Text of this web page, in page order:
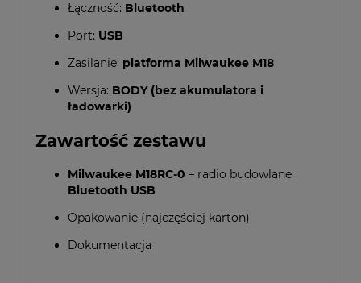
Łączność: Bluetooth
Port: USB
Zasilanie: platforma Milwaukee M18
Wersja: BODY (bez akumulatora i
ładowarki)
Zawartość zestawu
Milwaukee M18RC-0 – radio budowlane
Bluetooth USB
Opakowanie (najczęściej karton)
Dokumentacja